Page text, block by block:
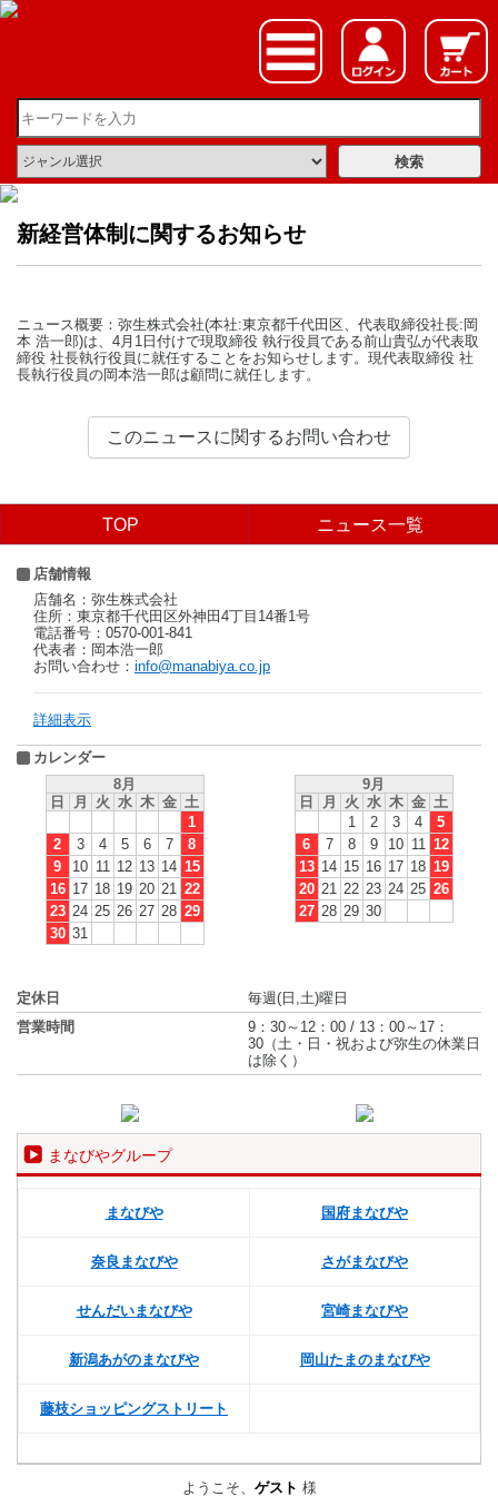
新経営体制に関するお知らせ
ニュース概要：弥生株式会社(本社:東京都千代田区、代表取締役社長:岡
本 浩一郎)は、4月1日付けで現取締役 執行役員である前山貴弘が代表取
締役 社長執行役員に就任することをお知らせします。現代表取締役 社
長執行役員の岡本浩一郎は顧問に就任します。
TOP ニュース一覧
店舗情報
店舗名：弥生株式会社
住所：東京都千代田区外神田4丁目14番1号
電話番号：0570-001-841
代表者：岡本浩一郎
お問い合わせ： info@manabiya.co.jp
詳細表示
カレンダー
8月
日
月 火 水 木 金 土
1
2
3 4 5 6 7
8
9
10 11 12 13 14 15
16 17 18 19 20 21
22
23 24 25 26 27 28 29
30 31
9月
日
月 火 水 木 金 土
1
2 3 4
5
6
7 8 9 10 11
12
13 14 15 16 17 18 19
20 21 22 23 24 25 26
27 28 29 30
定休日
毎週(日,土)曜日
営業時間
9：30～12：00 / 13：00～17：
30（土・日・祝および弥生の休業日
は除く）
まなびやグループ
まなびや 国府まなびや
奈良まなびや さがまなびや
せんだいまなびや 宮崎まなびや
新潟あがのまなびや 岡山たまのまなびや
藤枝ショッピングストリート
ようこそ、 ゲスト 様